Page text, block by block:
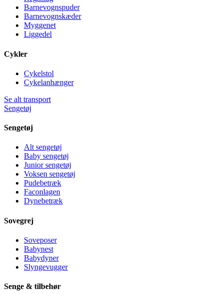
Barnevognspuder
Barnevognskæder
Myggenet
Liggedel
Cykler
Cykelstol
Cykelanhænger
Se alt transport
Sengetøj
Sengetøj
Alt sengetøj
Baby sengetøj
Junior sengetøj
Voksen sengetøj
Pudebetræk
Faconlagen
Dynebetræk
Sovegrej
Soveposer
Babynest
Babydyner
Slyngevugger
Senge & tilbehør